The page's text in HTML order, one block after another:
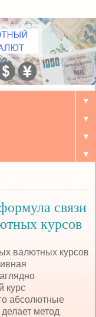
▼
▼
▼
▼
связи
курсов
валютных курсов
курс
абсолютные
метод